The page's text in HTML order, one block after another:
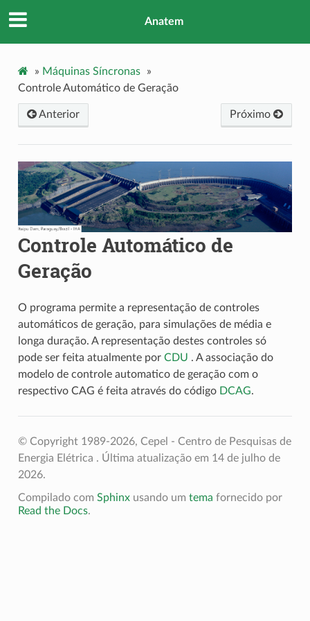
Anatem
» Máquinas Síncronas
»
Controle Automático de Geração
Próximo
Anterior
Controle Automático de
Geração
O programa permite a representação de controles
automáticos de geração, para simulações de média e
longa duração. A representação destes controles só
pode ser feita atualmente por CDU . A associação do
modelo de controle automatico de geração com o
respectivo CAG é feita através do código DCAG.
© Copyright 1989-2026, Cepel - Centro de Pesquisas de
Energia Elétrica . Última atualização em 14 de julho de
2026.
Compilado com Sphinxusando um tema fornecido por
Read the Docs.